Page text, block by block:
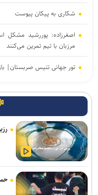
شکاری به پیکان پیوست
اصغرزاده: پوررشید مشکل
مرزبان با تیم تمرین می‌کنند
تور جهانی تنیس صربستان|
تساوی پرسپولیس و
خورد
واکنش باشگاه استقلال
مدیره
اژدهاکش رسما پرسپولیسی شد